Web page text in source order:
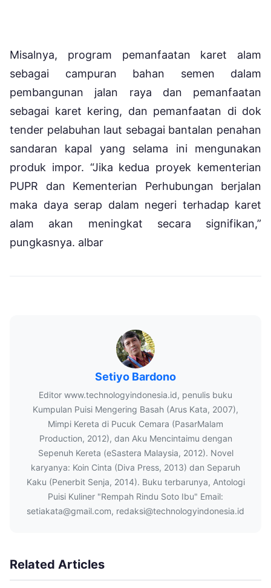
Misalnya, program pemanfaatan karet alam
sebagai campuran bahan semen dalam
pembangunan jalan raya dan pemanfaatan
sebagai karet kering, dan pemanfaatan di dok
tender pelabuhan laut sebagai bantalan penahan
sandaran kapal yang selama ini mengunakan
produk impor. “Jika kedua proyek kementerian
PUPR dan Kementerian Perhubungan berjalan
maka daya serap dalam negeri terhadap karet
alam akan meningkat secara signifikan,”
pungkasnya. albar
Setiyo Bardono
Editor www.technologyindonesia.id, penulis buku
Kumpulan Puisi Mengering Basah (Arus Kata, 2007),
Mimpi Kereta di Pucuk Cemara (PasarMalam
Production, 2012), dan Aku Mencintaimu dengan
Sepenuh Kereta (eSastera Malaysia, 2012). Novel
karyanya: Koin Cinta (Diva Press, 2013) dan Separuh
Kaku (Penerbit Senja, 2014). Buku terbarunya, Antologi
Puisi Kuliner "Rempah Rindu Soto Ibu" Email:
setiakata@gmail.com, redaksi@technologyindonesia.id
Related Articles